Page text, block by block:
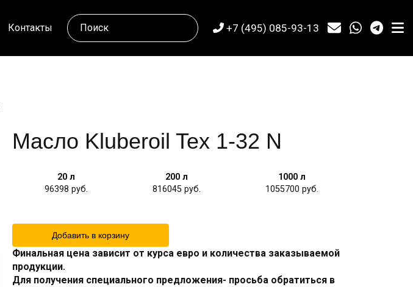
Контакты +7 (495) 085-93-13
Масло Kluberoil Tex 1-32 N
20 л
96398
200 л
816045
1000 л
1055700
Добавить в корзину
Финальная цена зависит от курса евро и количества заказываемой
продукции.
Для получения специального предложения- просьба обратиться в